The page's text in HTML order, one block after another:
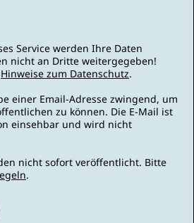
Service werden Ihre Daten
nicht an Dritte weitergegeben!
Hinweise zum Datenschutz.
einer Email-Adresse zwingend, um
zu können. Die E-Mail ist
einsehbar und wird nicht
nicht sofort veröffentlicht. Bitte
.